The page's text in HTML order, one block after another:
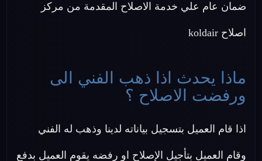
ضمان عام علي خدمة الاصلاح المقدمة من مركز
اصلاح koldair
ماذا يحدث اذا ذهب الفني الى
ورفضت الاصلاح ؟
اذا قام العميل بتسجيل بياناته لدينا وذهب له الفني
وقام العميل بتأجيل الإصلاح او رفضه يقوم العميل بدفع